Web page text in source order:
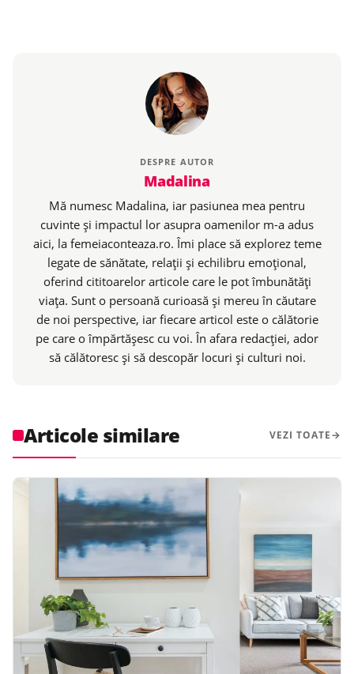
DESPRE AUTOR
Madalina
Mă numesc Madalina, iar pasiunea mea pentru
cuvinte și impactul lor asupra oamenilor m-a adus
aici, la femeiaconteaza.ro. Îmi place să explorez teme
legate de sănătate, relații și echilibru emoțional,
oferind cititoarelor articole care le pot îmbunătăți
viața. Sunt o persoană curioasă și mereu în căutare
de noi perspective, iar fiecare articol este o călătorie
pe care o împărtășesc cu voi. În afara redacției, ador
să călătoresc și să descopăr locuri și culturi noi.
Articole similare VEZI TOATE